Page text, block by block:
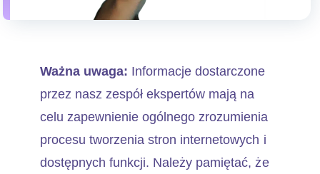
Ważna uwaga: Informacje dostarczone
przez nasz zespół ekspertów mają na
celu zapewnienie ogólnego zrozumienia
procesu tworzenia stron internetowych i
dostępnych funkcji. Należy pamiętać, że